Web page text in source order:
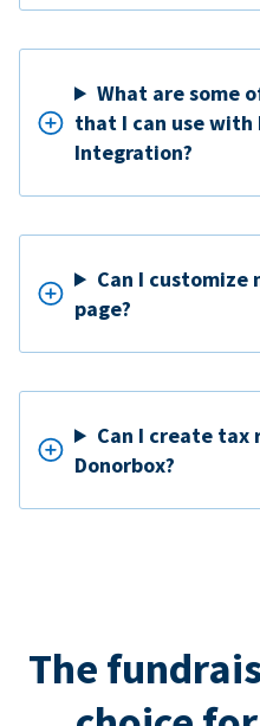
What are some
that I can use with
Integration?
Can I
page?
Can I create tax
Donorbox?
The